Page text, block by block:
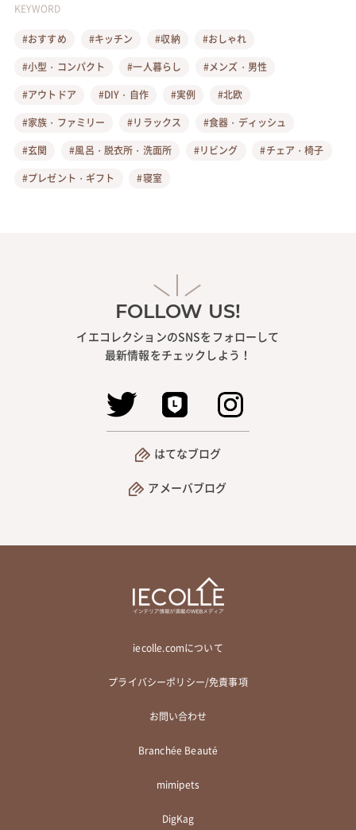
KEYWORD
#おすすめ #キッチン #収納
#おしゃれ
#小型・コンパクト
#一人暮らし
#メンズ・男性
#アウトドア
#DIY・自作 #実例
#北欧
#家族・ファミリー
#リラックス
#食器・ディッシュ
#玄関
#風呂・脱衣所・洗面所 #リビング
#チェア・椅子
#プレゼント・ギフト
#寝室
FOLLOW US!
イエコレクションのSNSをフォローして
最新情報をチェックしよう！
はてなブログ
アメーバブログ
iecolle.comについて
プライバシーポリシー/免責事項
お問い合わせ
Branchée Beauté
mimipets
DigKag